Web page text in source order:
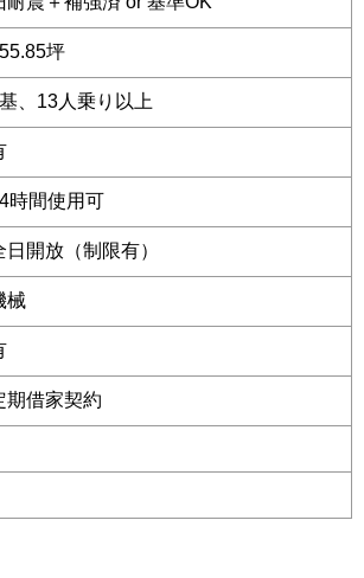
坪
、13人乗り以上
時間使用可
日開放（制限有）
械
期借家契約